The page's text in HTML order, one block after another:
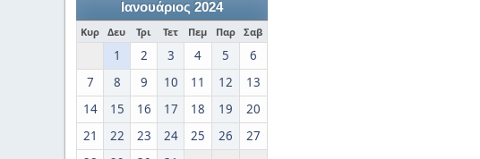
Ιανουάριος 2024
Κυρ Δευ Τρι Τετ Πεμ Παρ Σαβ
1 2 3 4 5
6
7
8 9 10 11 12
13
14
15 16 17 18 19
20
21
22 23 24 25 26
27